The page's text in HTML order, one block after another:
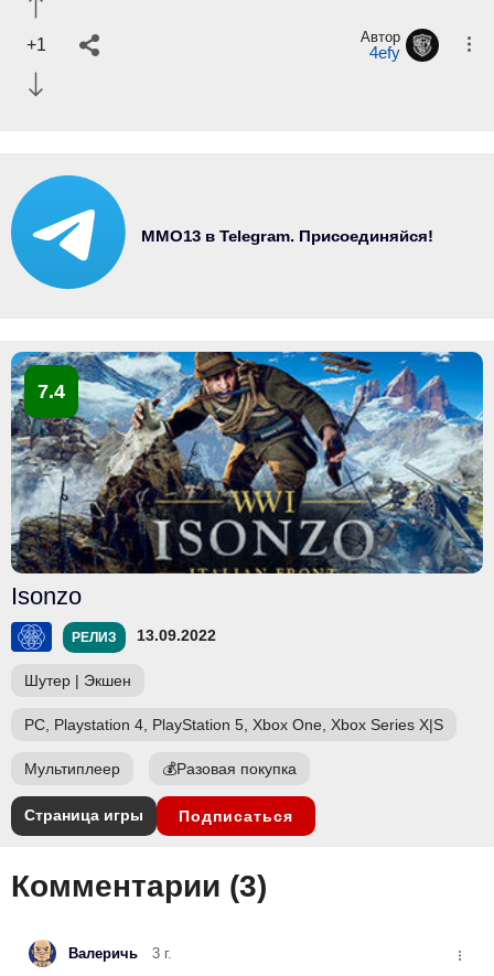
+1 Автор
4efy
MMO13 в Telegram. Присоединяйся!
7.4
Isonzo
РЕЛИЗ 13.09.2022
Шутер | Экшен
PC, Playstation 4, PlayStation 5, Xbox One, Xbox Series X|S
Мультиплеер 💰Разовая покупка
Страница игры Подписаться
Комментарии (3)
Валеричь 3 г.